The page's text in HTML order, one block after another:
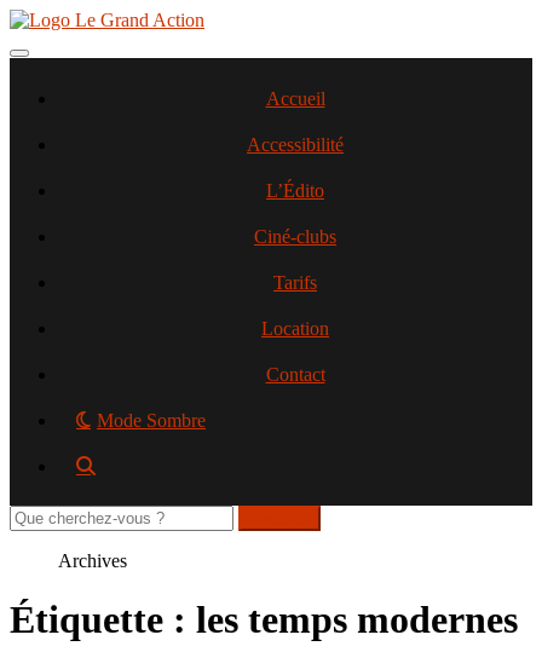
Aller
contenu
Toggle navigation
Accueil
Accessibilité
L’Édito
Ciné-clubs
Tarifs
Location
Contact
Mode Sombre
Rechercher
sur
Archives
Étiquette : les temps modernes